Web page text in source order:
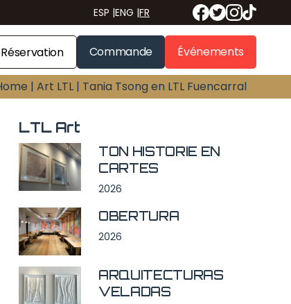
ESP |ENG |FR
Réservation Commande Événements
| Art LTL | Tania Tsong en LTL Fuencarral
LTL Art
TON HISTORIE EN
CARTES
2026
OBERTURA
2026
ARQUITECTURAS
VELADAS